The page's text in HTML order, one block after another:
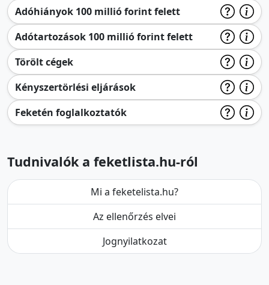
Adóhiányok 100 millió forint felett
Adótartozások 100 millió forint felett
Törölt cégek
Kényszertörlési eljárások
Feketén foglalkoztatók
Tudnivalók a feketlista.hu-ról
Mi a feketelista.hu?
Az ellenőrzés elvei
Jognyilatkozat